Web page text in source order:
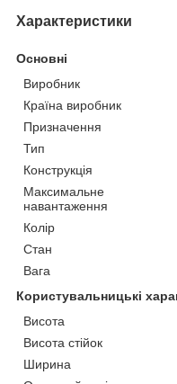
Характеристики
Основні
Виробник
Країна виробник
Призначення
Тип
Конструкція
Максимальне
навантаження
Колір
Стан
Вага
Користувальницькі
Висота
Висота стійок
Ширина